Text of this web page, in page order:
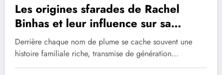
Les origines sfarades de Rachel
Binhas et leur influence sur sa
carrière journalistique
Derrière chaque nom de plume se cache souvent une
histoire familiale riche, transmise de génération…